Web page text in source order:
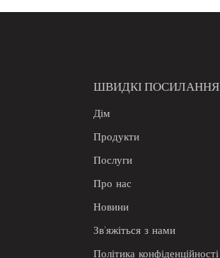
ШВИДКІ ПОСИЛАННЯ
Дім
Продукти
Послуги
Про нас
Новини
Зв'яжіться з нами
Політика конфіденційності